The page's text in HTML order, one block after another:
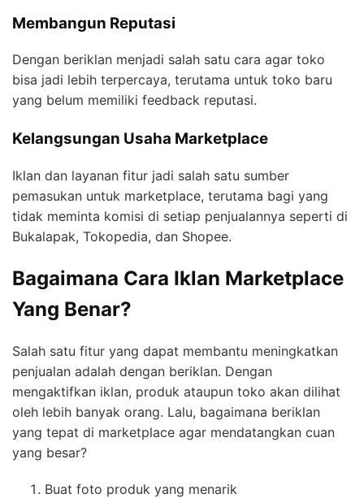
Membangun Reputasi
Dengan beriklan menjadi salah satu cara agar toko
bisa jadi lebih terpercaya, terutama untuk toko baru
yang belum memiliki feedback reputasi.
Kelangsungan Usaha Marketplace
Iklan dan layanan fitur jadi salah satu sumber
pemasukan untuk marketplace, terutama bagi yang
tidak meminta komisi di setiap penjualannya seperti di
Bukalapak, Tokopedia, dan Shopee.
Bagaimana Cara Iklan Marketplace
Yang Benar?
Salah satu fitur yang dapat membantu meningkatkan
penjualan adalah dengan beriklan. Dengan
mengaktifkan iklan, produk ataupun toko akan dilihat
oleh lebih banyak orang. Lalu, bagaimana beriklan
yang tepat di marketplace agar mendatangkan cuan
yang besar?
Buat foto produk yang menarik